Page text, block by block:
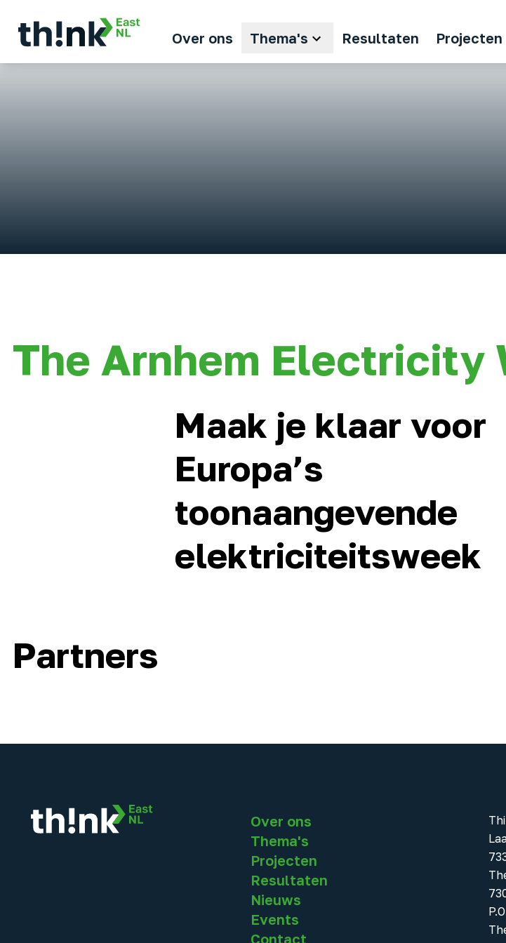
Over ons Thema's Resultaten Projecten
The Arnhem Electricity
Maak je klaar voor
Europa’s
toonaangevende
elektriciteitsweek
Partners
Over ons
Thema's
Projecten
Resultaten
Nieuws
Events
Contact